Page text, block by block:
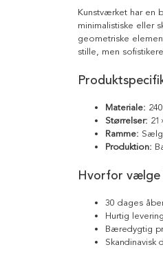
Kunstværket har en
minimalistiske eller
geometriske
stille, men
Materiale:
Størrelser:
Ramme:
Produktion:
Hvorfor vælge
30 dages
Hurtig
Bæredygtig
Skandinavisk